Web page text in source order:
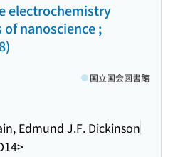
electrochemistry
of nanoscience ;
Edmund J.F. Dickinson
国立国会図書館